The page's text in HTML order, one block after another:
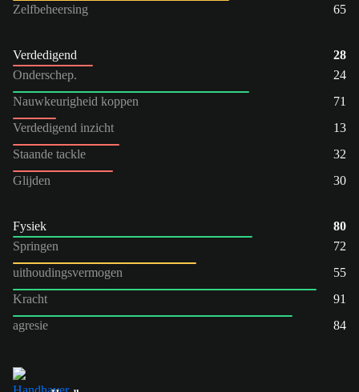
Zelfbeheersing
65
Verdedigend
28
Onderschep.
24
Nauwkeurigheid koppen
71
Verdedigend inzicht
13
Staande tackle
32
Glijden
30
Fysiek
80
Springen
72
uithoudingsvermogen
55
Kracht
91
agresie
84